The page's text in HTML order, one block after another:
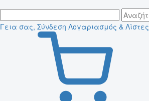
Γεια σας, Σύνδεση Λογαριασμός & Λίστες